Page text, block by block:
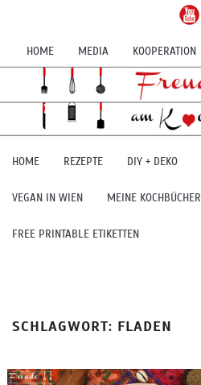
HOME MEDIA KOOPERATION
HOME REZEPTE DIY + DEKO
VEGAN IN WIEN MEINE KOCHBÜCHER
FREE PRINTABLE ETIKETTEN
SCHLAGWORT: FLADEN